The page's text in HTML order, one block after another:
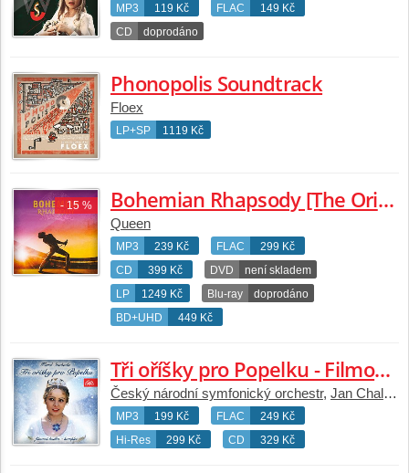
MP3 119 Kč FLAC
149 Kč
CD
doprodáno
Phonopolis Soundtrack
Floex
LP+SP 1119 Kč
- 15 % Bohemian Rhapsody [The Original Soundtrack]
Queen
MP3 239 Kč FLAC
299 Kč
CD
399 Kč DVD
není skladem
LP
1249 Kč Blu-ray
doprodáno
BD+UHD
449 Kč
Tři oříšky pro Popelku - Filmová hudba - Komplet - Karel Svoboda
Český národní symfonický orchestr, Jan Chalupecký
MP3 199 Kč FLAC
249 Kč
Hi-Res
299 Kč CD 329 Kč